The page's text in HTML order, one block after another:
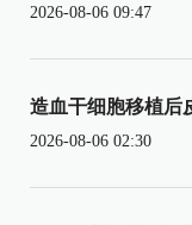
2026-08-06 09:47
造血干细胞移植后
2026-08-06 02:30